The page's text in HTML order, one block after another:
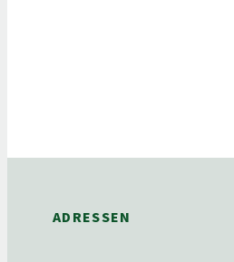
ADRESSEN